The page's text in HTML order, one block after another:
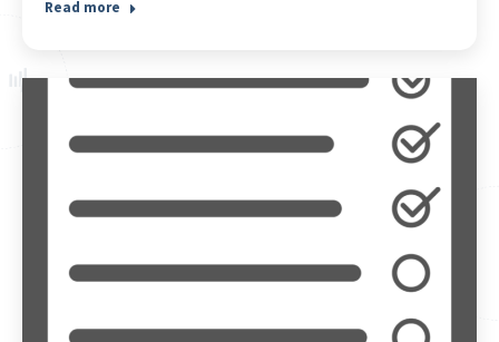
Read more